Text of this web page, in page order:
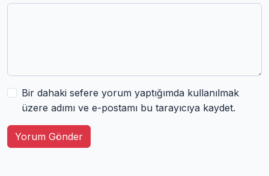
Bir dahaki sefere yorum yaptığımda kullanılmak
üzere adımı ve e-postamı bu tarayıcıya kaydet.
Yorum Gönder